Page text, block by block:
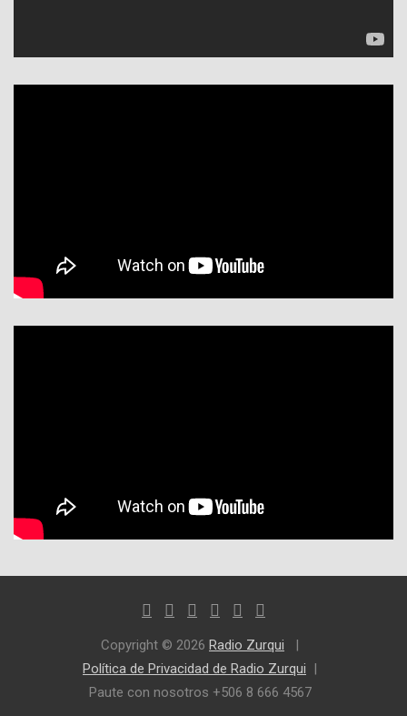
Copyright © 2026 Radio Zurqui
Política de Privacidad de Radio Zurqui
Paute con nosotros +506 8 666 4567